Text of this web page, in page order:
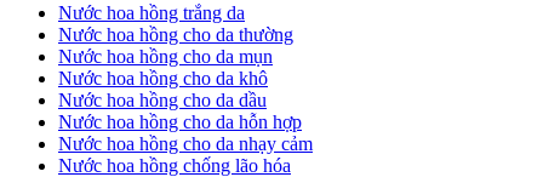
Nước hoa hồng trắng da
Nước hoa hồng cho da thường
Nước hoa hồng cho da mụn
Nước hoa hồng cho da khô
Nước hoa hồng cho da dầu
Nước hoa hồng cho da hỗn hợp
Nước hoa hồng cho da nhạy cảm
Nước hoa hồng chống lão hóa